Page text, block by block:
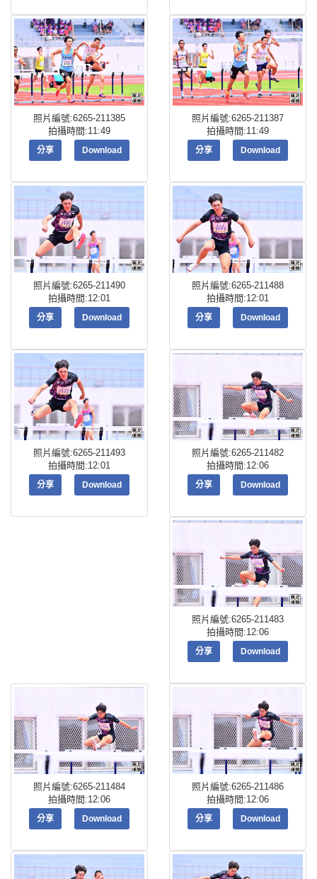
照片編號:6265-211385
拍攝時間:11:49
分享 Download
照片編號:6265-211387
拍攝時間:11:49
分享 Download
照片編號:6265-211490
拍攝時間:12:01
分享 Download
照片編號:6265-211488
拍攝時間:12:01
分享 Download
照片編號:6265-211493
拍攝時間:12:01
分享 Download
照片編號:6265-211482
拍攝時間:12:06
分享 Download
照片編號:6265-211483
拍攝時間:12:06
分享 Download
照片編號:6265-211484
拍攝時間:12:06
分享 Download
照片編號:6265-211486
拍攝時間:12:06
分享 Download